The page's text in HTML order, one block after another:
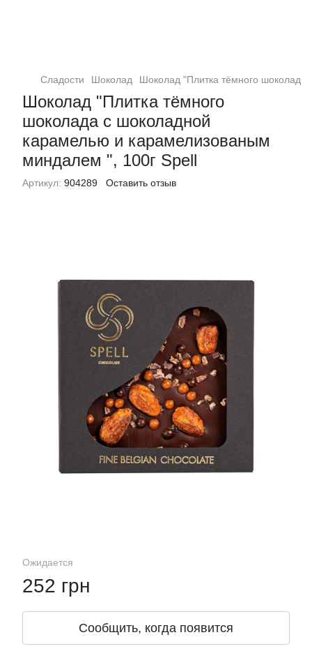
Сладости Шоколад Шоколад "Плитка тёмного
Шоколад "Плитка тёмного
шоколада с шоколадной
карамелью и карамелизованым
миндалем ", 100г Spell
Артикул: 904289 Оставить отзыв
Ожидается
252 грн
Сообщить, когда появится